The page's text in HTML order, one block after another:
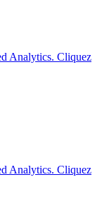
Analytics. Cliquez
Analytics. Cliquez